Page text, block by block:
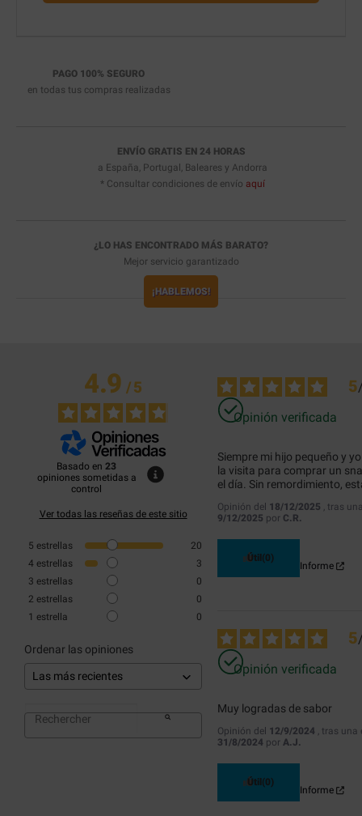
PAGO 100% SEGURO
en todas tus compras realizadas
ENVÍO GRATIS EN 24 HORAS
a España, Portugal, Baleares y Andorra
* Consultar condiciones de envío aquí
¿LO HAS ENCONTRADO MÁS BARATO?
Mejor servicio garantizado
¡HABLEMOS!
4.9/5
Basado en 23
opiniones sometidas a
control
Ver todas las reseñas de este sitio
5 estrellas
20
4 estrellas
3
3 estrellas
0
2 estrellas
0
1 estrella 0
Ordenar las opiniones
5
Opinión verificada
Siempre mi hijo pequeño y
la visita para comprar un
el día. Sin remordimiento,
Opinión del 18/12/2025 , tras
9/12/2025 por C.R.
Útil(0)
Informe
5
Opinión verificada
Muy logradas de sabor
Opinión del 12/9/2024 , tras una
31/8/2024 por A.J.
Útil(0)
Informe